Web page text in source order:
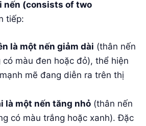
nến (consists of two
tiếp:
là một nến giảm dài (thân nến
màu đen hoặc đỏ), thể hiện
mẽ đang diễn ra trên thị
là một nến tăng nhỏ (thân nến
có màu trắng hoặc xanh). Đặc